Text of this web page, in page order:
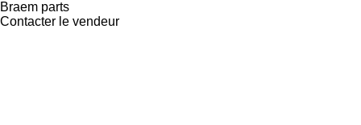
Braem parts
Contacter le vendeur